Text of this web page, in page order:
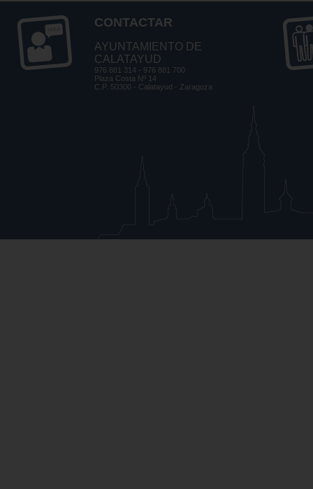
CONTACTAR
AYUNTAMIENTO DE
CALATAYUD
976 881 314 - 976 881 700
Plaza Costa Nº 14
C.P. 50300 - Calatayud - Zaragoza